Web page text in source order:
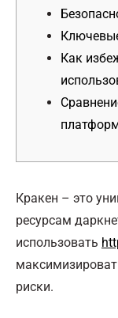
Как
Кракен – это
ресурсам
использовать
риски.